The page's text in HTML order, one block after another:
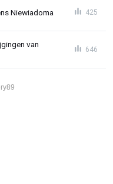
Niewiadoma 425
van
646